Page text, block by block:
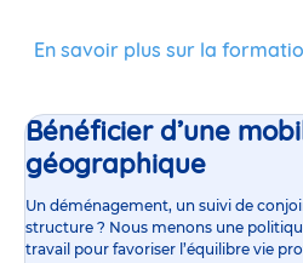
En savoir plus sur la
Bénéficier d’une
géographique
Un déménagement, un suivi de
structure ? Nous menons une
travail pour favoriser l’équilibre vie